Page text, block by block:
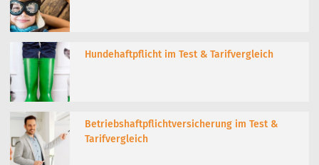
Hundehaftpflicht im Test & Tarifvergleich
Betriebshaftpflichtversicherung im Test &
Tarifvergleich